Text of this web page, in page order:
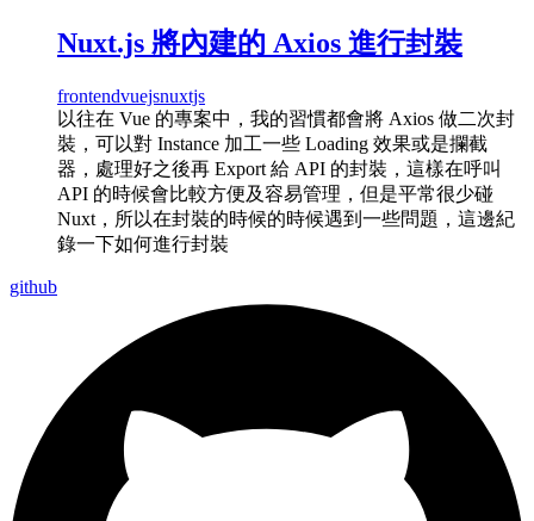
Nuxt.js 將內建的 Axios 進行封裝
frontendvuejsnuxtjs
以往在 Vue 的專案中，我的習慣都會將 Axios 做二次封
裝，可以對 Instance 加工一些 Loading 效果或是攔截
器，處理好之後再 Export 給 API 的封裝，這樣在呼叫
API 的時候會比較方便及容易管理，但是平常很少碰
Nuxt，所以在封裝的時候的時候遇到一些問題，這邊紀
錄一下如何進行封裝
github